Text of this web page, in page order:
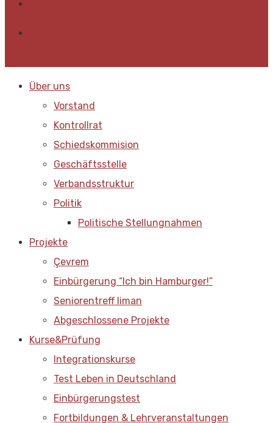
Über uns
Vorstand
Kontrollrat
Schiedskommision
Geschäftsstelle
Verbandsstruktur
Politik
Politische Stellungnahmen
Projekte
Çevrem
Einbürgerung “Ich bin Hamburger!”
Seniorentreff liman
Abgeschlossene Projekte
Kurse&Prüfung
Integrationskurse
Test Leben in Deutschland
Einbürgerungstest
Fortbildungen & Lehrveranstaltungen